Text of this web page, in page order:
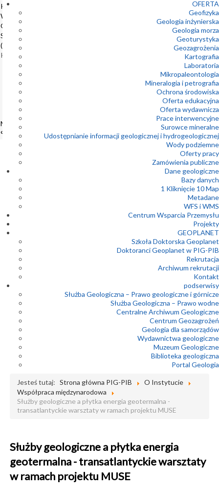
OFERTA
Geofizyka
Geologia inżynierska
Geologia morza
Geoturystyka
Geozagrożenia
Kartografia
Laboratoria
Mikropaleontologia
Mineralogia i petrografia
Ochrona środowiska
Oferta edukacyjna
Oferta wydawnicza
Prace interwencyjne
Surowce mineralne
Udostępnianie informacji geologicznej i hydrogeologicznej
Wody podziemne
Oferty pracy
Zamówienia publiczne
Dane geologiczne
Bazy danych
1 Kliknięcie 10 Map
Metadane
WFS i WMS
Centrum Wsparcia Przemysłu
Projekty
GEOPLANET
Szkoła Doktorska Geoplanet
Doktoranci Geoplanet w PIG-PIB
Rekrutacja
Archiwum rekrutacji
Kontakt
podserwisy
Służba Geologiczna – Prawo geologiczne i górnicze
Służba Geologiczna – Prawo wodne
Centralne Archiwum Geologiczne
Centrum Geozagrożeń
Geologia dla samorządów
Wydawnictwa geologiczne
Muzeum Geologiczne
Biblioteka geologiczna
Portal Geologia
odkrywcy”
30-07-2026
Zapraszamy do
Muzeum
Geologicznego
PIG-PIB na VI
Jesienny Festiwal
Dziecięcej Książki
Geologicznej
29-07-2026
PIG-PIB na 8.
Międzynarodowym
Kongresie Water,
Waste and Energy
Management
(WWEM-26)
28-07-2026
Trzęsienie ziemi w
regionie wyspy
Kiusiu w Japonii
Dyrektor PIG-PIB
w „Polityce” o
oceanicznych
złożach
surowców
28-07-2026
Nowy odcinek
podcastu o
atrakcjach Góry
św. Anny
27-07-2026
Geologia na
Festiwalu Góry
Literatury.
Muzeum
PIB w „Paśmie
sztuki”
24-07-2026
Nowa wystawa w
Konferencja
Współczesna
Geologia
Samorządowa
(5.WGS)
Konferencje
15
październik
2026
Mineralogical
Society of Poland
Rhyolite – Rock of
the Year 2026
Konferencje
13
październik
2026
przeszłości
geologicznej”
Konferencje
07
październik
2026
Perspektywy
Rozwoju Geotermii
w Polsce”
Konferencje
29
wrzesień
2026
otwory
wiertnicze
źródłem
wiedzy
24
wrzesień
2026
„Kamień w
złożu,
Jesteś tutaj: Strona główna PIG-PIB
O Instytucie
Współpraca międzynarodowa
Służby geologiczne a płytka energia geotermalna -
transatlantyckie warsztaty w ramach projektu MUSE
Służby geologiczne a płytka energia
geotermalna - transatlantyckie warsztaty
w ramach projektu MUSE